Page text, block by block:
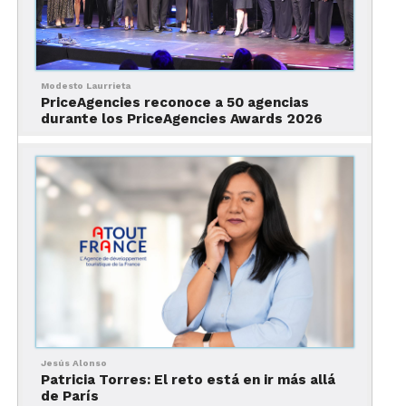
Acto 3: El gran poder de la
fidelidad (pero no la tuya)
La jugada es maestra: la tarjeta amarra al viajero al
ecosistema Booking como si fuera Apple, pero en
Modesto Laurrieta
PriceAgencies reconoce a 50 agencias
durante los PriceAgencies Awards 2026
Jesús Alonso
Patricia Torres: El reto está en ir más allá
de París